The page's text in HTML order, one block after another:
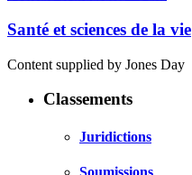
Santé et sciences de la vie
Content supplied by Jones Day
Classements
Juridictions
Soumissions